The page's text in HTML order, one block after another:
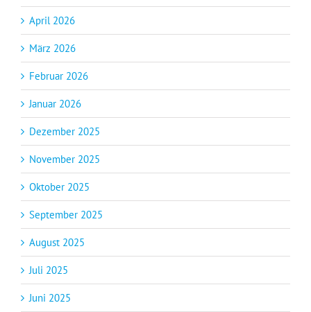
April 2026
März 2026
Februar 2026
Januar 2026
Dezember 2025
November 2025
Oktober 2025
September 2025
August 2025
Juli 2025
Juni 2025